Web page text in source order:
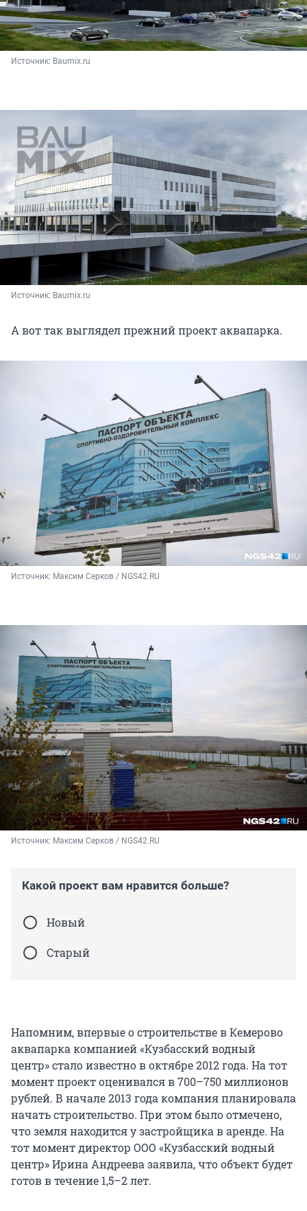
Источник: Baumix.ru
Источник: Baumix.ru
А вот так выглядел прежний проект аквапарка.
Источник: Максим Серков / NGS42.RU
Источник: Максим Серков / NGS42.RU
Какой проект вам нравится больше?
Новый
Старый
Напомним, впервые о строительстве в Кемерово
аквапарка компанией «Кузбасский водный
центр» стало известно в октябре 2012 года. На тот
момент проект оценивался в 700–750 миллионов
рублей. В начале 2013 года компания планировала
начать строительство. При этом было отмечено,
что земля находится у застройщика в аренде. На
тот момент директор ООО «Кузбасский водный
центр» Ирина Андреева заявила, что объект будет
готов в течение 1,5–2 лет.